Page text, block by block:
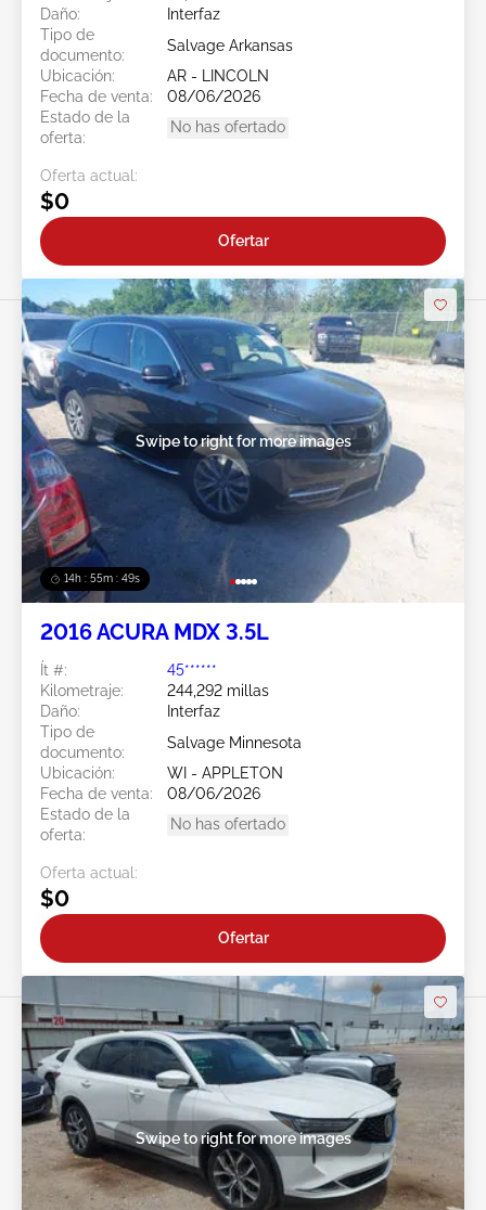
Daño:
Interfaz
Tipo de
documento:
Salvage Arkansas
Ubicación:
AR - LINCOLN
Fecha de venta:
08/06/2026
Estado de la
oferta:
No has ofertado
Oferta actual:
$0
Ofertar
14h : 55m : 46s
Swipe to right for more images
2016 ACURA MDX 3.5L
Ít #:
45******
Kilometraje:
244,292 millas
Daño:
Interfaz
Tipo de
documento:
Salvage Minnesota
Ubicación:
WI - APPLETON
Fecha de venta:
08/06/2026
Estado de la
oferta:
No has ofertado
Oferta actual:
$0
Ofertar
Swipe to right for more images